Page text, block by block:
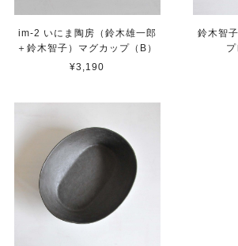
im-2 いにま陶房（鈴木雄一郎
＋鈴木智子）マグカップ（B）
¥3,190
鈴木智